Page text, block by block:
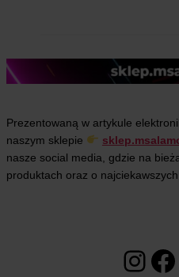
Prezentowaną w artykule
naszym sklepie
nasze social media, gdzie na
produktach oraz o
Instagram Facebook